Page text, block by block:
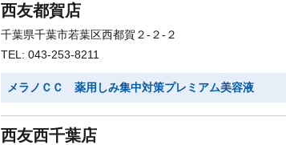
西友都賀店
千葉県千葉市若葉区西都賀２-２-２
TEL: 043-253-8211
メラノＣＣ 薬用しみ集中対策プレミアム美容液
西友西千葉店